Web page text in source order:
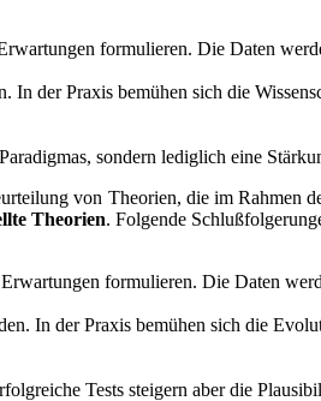
formulieren. Die Daten
der Praxis bemühen sich die
sondern lediglich eine
von Theorien, die im Rahmen
Theorien. Folgende
formulieren. Die Daten
In der Praxis bemühen sich die
Tests steigern aber die